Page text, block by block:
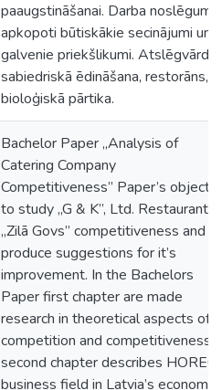
paaugstināšanai. Darba noslēgumā
apkopoti būtiskākie secinājumi un
galvenie priekšlikumi. Atslēgvārdi:
sabiedriskā ēdināšana, restorāns,
bioloģiskā pārtika.
Bachelor Paper „Analysis of
Catering Company
Competitiveness” Paper’s object
to study „G & K”, Ltd. Restaurant
„Zilā Govs” competitiveness and to
produce suggestions for it’s
improvement. In the Bachelors
Paper first chapter are made
research in theoretical aspects of
competition and competitiveness,
second chapter describes
business field in Latvia’s